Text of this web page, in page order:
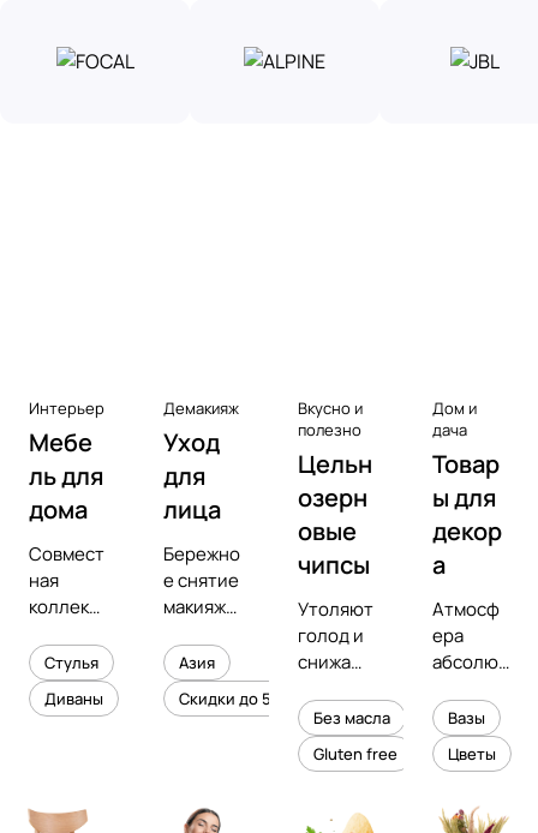
Интерьер
Мебе
ль для
дома
Совмест
ная
коллекц
предмет
ным
дизайне
Турским
Стулья
Диваны
Демакияж
Уход
для
лица
Бережно
е снятие
макияжа
увлажне
ние
кожи
Азия
Скидки до 50%
Вкусно и
полезно
Цельн
озерн
овые
чипсы
Утоляют
голод и
снижают
холесте
рина
Без масла
Gluten free
Дом и
дача
Товар
ы для
декор
а
Атмосф
ера
абсолют
уюта в
вашем
интерье
Вазы
Цветы